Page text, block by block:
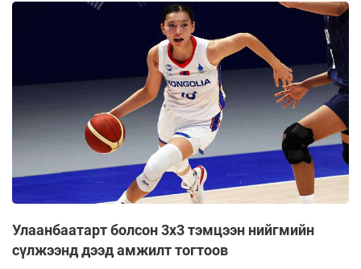
Улаанбаатарт болсон 3x3 тэмцээн нийгмийн
сүлжээнд дээд амжилт тогтоов